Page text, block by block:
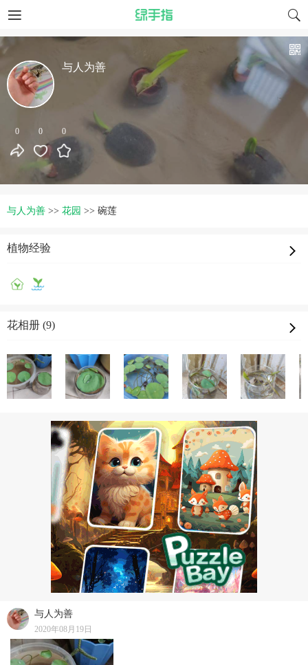
0 0 0
与人为善
与人为善 >> 花园 >> 碗莲
植物经验
花相册 (9)
与人为善
2020年08月19日